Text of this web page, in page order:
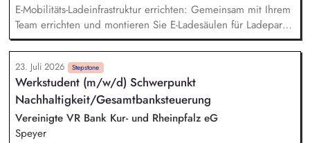
E-Mobilitäts-Ladeinfrastruktur errichten: Gemeinsam mit Ihrem
Team errichten und montieren Sie E-Ladesäulen für Ladeparks
- vom Verlegen der Kabel, Anschließen der Ladesäulen bis
zur Inbetriebnahme. Qualität und Arbeitssicherheit: Dabei
achten Sie auf die Einhaltung und Dokumentation von
Sicherheits- und Qualitätsstandards.
23. Juli 2026 Stepstone
Werkstudent (m/w/d) Schwerpunkt
Nachhaltigkeit/Gesamtbanksteuerung
Vereinigte VR Bank Kur- und Rheinpfalz eG
Speyer